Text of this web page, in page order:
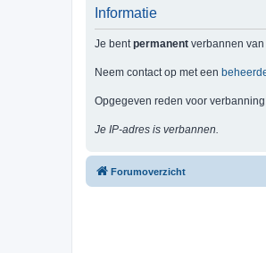
Informatie
Je bentpermanent verbannen van
Neem contact op met een
Opgegeven reden voor
Je IP-adres is verbannen.
Forumoverzicht